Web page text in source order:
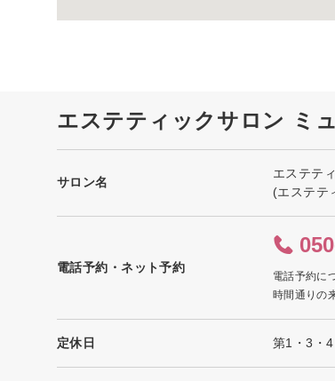
エステティックサロン ミ
サロン名
エステテ
(エステテ
電話予約・ネット予約
電話予約に
時間通りの
定休日 第1・3・